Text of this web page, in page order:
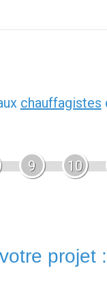
chauffagistes
9 10
projet :